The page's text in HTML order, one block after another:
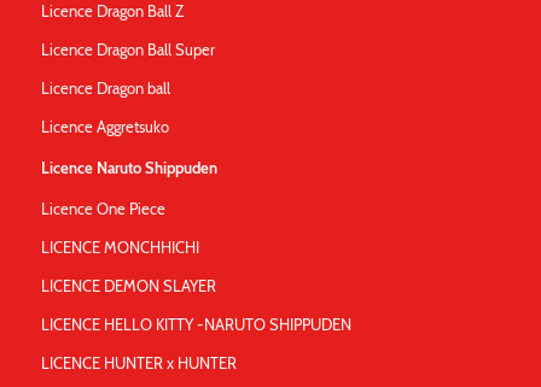
Licence Dragon Ball Z
Licence Dragon Ball Super
Licence Dragon ball
Licence Aggretsuko
Licence Naruto Shippuden
Licence One Piece
LICENCE MONCHHICHI
LICENCE DEMON SLAYER
LICENCE HELLO KITTY -NARUTO SHIPPUDEN
LICENCE HUNTER x HUNTER